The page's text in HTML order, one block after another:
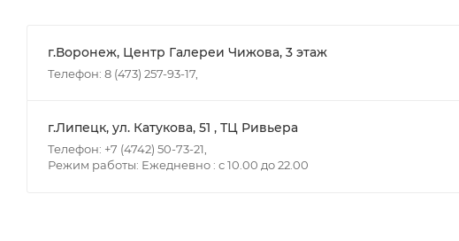
г.Воронеж, Центр Галереи Чижова, 3 этаж
Телефон: 8 (473) 257-93-17,
г.Липецк, ул. Катукова, 51 , ТЦ Ривьера
Телефон: +7 (4742) 50-73-21,
Режим работы: Ежедневно : с 10.00 до 22.00